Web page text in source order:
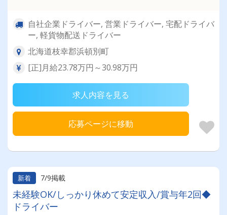
自社企業ドライバー, 営業ドライバー, 宅配ドライバ
ー, 軽貨物配送ドライバー
北海道枝幸郡浜頓別町
[正]月給23.78万円～30.98万円
求人内容を見る
応募ページに移動
新着 7/9掲載
未経験OK/しっかり休めて安定収入/賞与年2回◆
ドライバー